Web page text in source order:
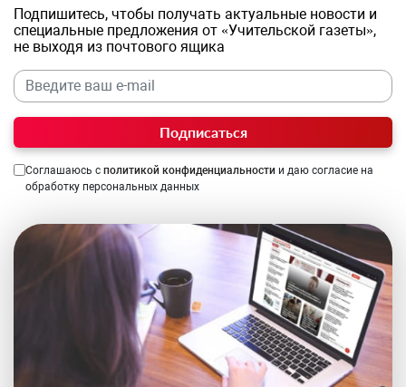
Подпишитесь, чтобы получать актуальные новости и
специальные предложения от «Учительской газеты»,
не выходя из почтового ящика
Подписаться
Соглашаюсь с политикой конфиденциальности и даю согласие на
обработку персональных данных